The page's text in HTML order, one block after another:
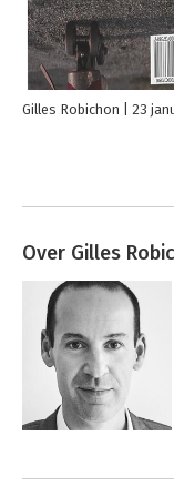
verloopt
ineens alles
Ben je op zoek
vormen? Zoek je
Gilles Robichon 23
Over Gilles